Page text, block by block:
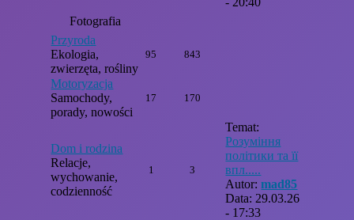
Fotografia
Przyroda
Ekologia,
zwierzęta, rośliny
95 843
Motoryzacja
Samochody,
porady, nowości
17 170
Dom i rodzina
Relacje,
wychowanie,
codzienność
1 3
Temat:
Розуміння
політики та її
впл.....
Autor:mad85
Data: 29.03.26
- 17:33